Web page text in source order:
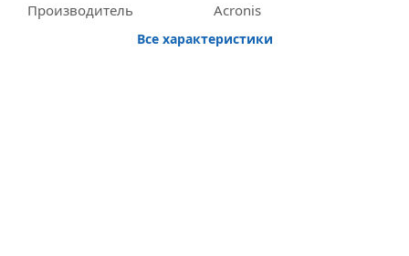
Производитель
Acronis
Все характеристики